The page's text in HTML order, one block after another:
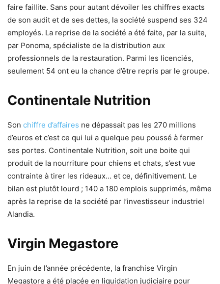
faire faillite. Sans pour autant dévoiler les chiffres exacts
de son audit et de ses dettes, la société suspend ses 324
employés. La reprise de la société a été faite, par la suite,
par Ponoma, spécialiste de la distribution aux
professionnels de la restauration. Parmi les licenciés,
seulement 54 ont eu la chance d’être repris par le groupe.
Continentale Nutrition
Son chiffre d’affaires ne dépassait pas les 270 millions
d’euros et c’est ce qui lui a quelque peu poussé à fermer
ses portes. Continentale Nutrition, soit une boite qui
produit de la nourriture pour chiens et chats, s’est vue
contrainte à tirer les rideaux… et ce, définitivement. Le
bilan est plutôt lourd ; 140 a 180 emplois supprimés, même
après la reprise de la société par l’investisseur industriel
Alandia.
Virgin Megastore
En juin de l’année précédente, la franchise Virgin
Megastore a été placée en liquidation judiciaire pour